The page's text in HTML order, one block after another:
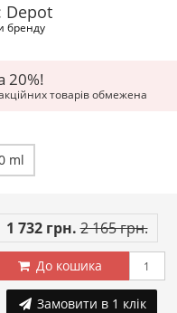
Depot
бренду
20%!
акційних товарів обмежена
ml
1 732 грн. 2 165 грн.
До кошика
Замовити в 1 клік